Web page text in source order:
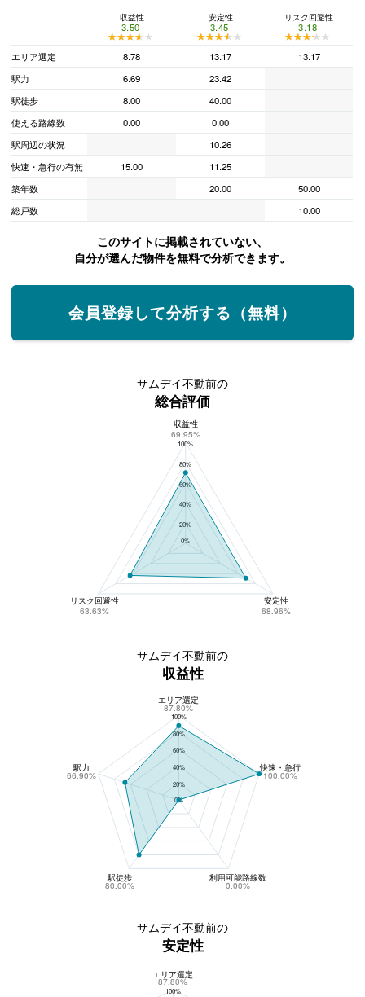
収益性
3.50
★★★★★
★★★★★
安定性
3.45
★★★★★
★★★★★
リスク回避性
3.18
★★★★★
★★★★★
エリア選定
8.78 13.17
13.17
駅力
6.69
23.42
駅徒歩
8.00
40.00
使える路線数
0.00
0.00
駅周辺の状況
10.26
快速・急行の有無
15.00
11.25
築年数
20.00
50.00
総戸数
10.00
このサイトに掲載されていない、
自分が選んだ物件を無料で分析できます。
会員登録して分析する（無料）
サムデイ不動前の
総合評価
サムデイ不動前の総合評価
100%
80%
60%
40%
20%
0%
収益性
69.95%
リスク回避性
63.63%
安定性
68.96%
サムデイ不動前の
収益性
サムデイ不動前の収益性
100%
80%
60%
40%
20%
0%
エリア選定
87.80%
駅力
66.90%
駅徒歩
80.00%
利用可能路線数
0.00%
快速・急行
100.00%
サムデイ不動前の
安定性
100%
エリア選定
87.80%